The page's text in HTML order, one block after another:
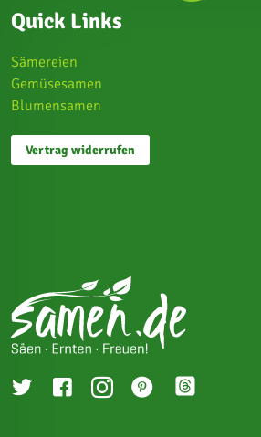
Quick Links
Sämereien
Gemüsesamen
Blumensamen
Vertrag widerrufen